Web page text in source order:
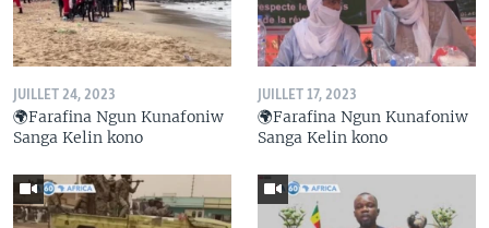
JUILLET 24, 2023
🌍Farafina Ngun Kunafoniw
Sanga Kelin kono
JUILLET 17, 2023
🌍Farafina Ngun Kunafoniw
Sanga Kelin kono